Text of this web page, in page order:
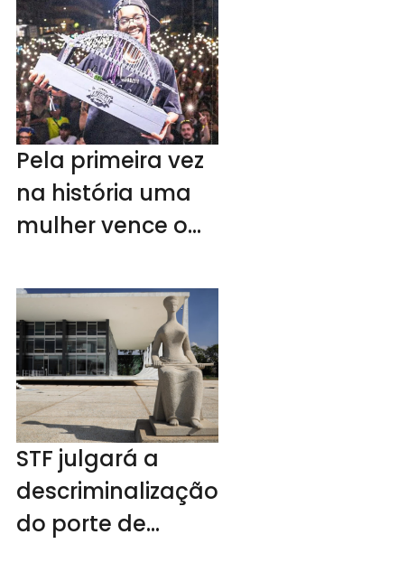
Pela primeira vez
na história uma
mulher vence o
Nacional
STF julgará a
descriminalização
do porte de